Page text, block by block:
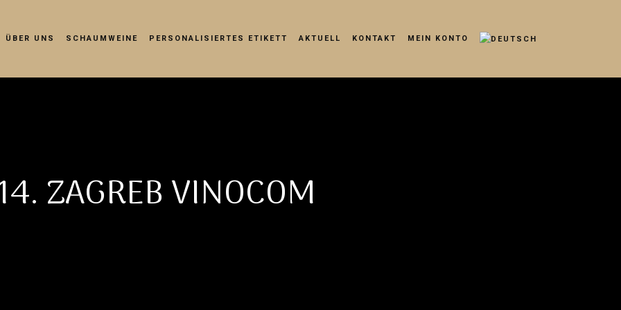
ÜBER UNS SCHAUMWEINE PERSONALISIERTES ETIKETT AKTUELL KONTAKT MEIN KONTO
ZAGREB VINOCOM